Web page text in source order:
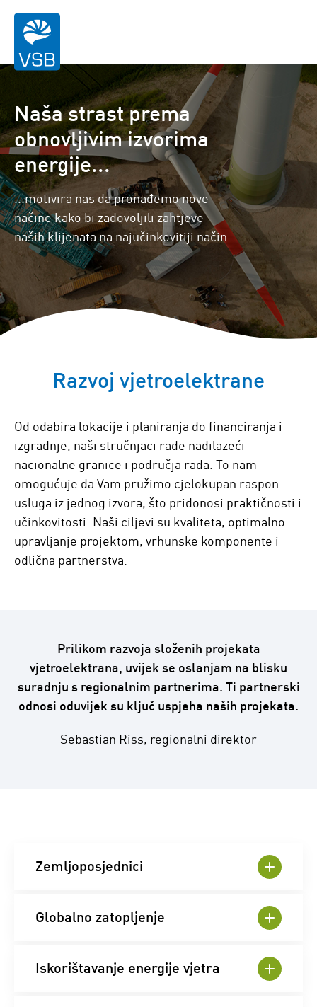
Razvoj vjetroelektrane
Naša strast prema
obnovljivim izvorima
energije...
...motivira nas da pronađemo nove
načine kako bi zadovoljili zahtjeve
naših klijenata na najučinkovitiji način.
Od odabira lokacije i planiranja do financiranja i
izgradnje, naši stručnjaci rade nadilazeći
nacionalne granice i područja rada. To nam
omogućuje da Vam pružimo cjelokupan raspon
usluga iz jednog izvora, što pridonosi praktičnosti i
učinkovitosti. Naši ciljevi su kvaliteta, optimalno
upravljanje projektom, vrhunske komponente i
odlična partnerstva.
Prilikom razvoja složenih projekata
vjetroelektrana, uvijek se oslanjam na blisku
suradnju s regionalnim partnerima. Ti partnerski
odnosi oduvijek su ključ uspjeha naših projekata.
Sebastian Riss, regionalni direktor
Zemljoposjednici
Globalno zatopljenje
Iskorištavanje energije vjetra